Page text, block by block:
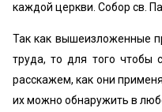
каждой церкви. Собор св.
Так как вышеизложенные
труда, то для того чтобы
расскажем, как они
их можно обнаружить в